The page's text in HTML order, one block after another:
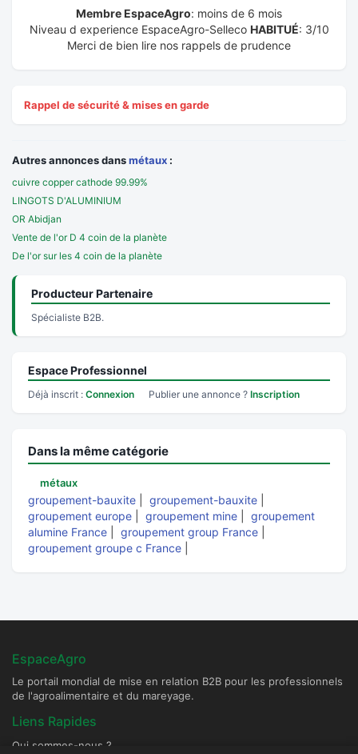
Membre EspaceAgro: moins de 6 mois
Niveau d experience EspaceAgro-Selleco HABITUÉ: 3/10
Merci de bien lire nos rappels de prudence
Rappel de sécurité & mises en garde
Autres annonces dansmétaux :
cuivre copper cathode 99.99%
LINGOTS D'ALUMINIUM
OR Abidjan
Vente de l'or D 4 coin de la planète
De l'or sur les 4 coin de la planète
Producteur Partenaire
Spécialiste B2B.
Espace Professionnel
Déjà inscrit : Connexion Publier une annonce ? Inscription
Dans la même catégorie
métaux
groupement-bauxite groupement-bauxite
groupement europe
groupement mine
groupement
alumine France
groupement group France
groupement groupe c France
EspaceAgro
Le portail mondial de mise en relation B2B pour les professionnels
de l'agroalimentaire et du mareyage.
Liens Rapides
Qui sommes-nous ?